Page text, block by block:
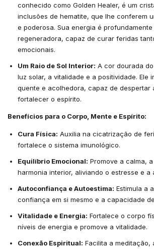
conhecido como Golden Healer, é um
inclusões de hematite, que lhe conferem
e poderosa. Sua energia é
regeneradora, capaz de curar feridas
emocionais.
Um Raio de Sol Interior: A cor dourada
luz solar, a vitalidade e a positividade. Ele
quente e acolhedora, capaz de despertar
fortalecer o espírito.
Benefícios para o Corpo, Mente e Espírito:
Cura Física: Auxilia na cicatrização de
fortalece o sistema imunológico.
Equilíbrio Emocional: Promove a calma,
harmonia interior, aliviando o estresse e a
Autoconfiança e Autoestima: Estimula a
confiança em si mesmo e a capacidade
Vitalidade e Energia: Fortalece o corpo
níveis de energia e promove a vitalidade.
Conexão Espiritual: Facilita a meditação,